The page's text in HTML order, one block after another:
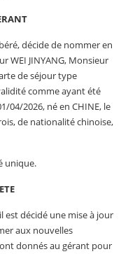
décide de nommer en
WEI JINYANG, Monsieur
de séjour type
comme ayant été
04/2026, né en CHINE, le
de nationalité chinoise,
unique.
est décidé une mise à jour
aux nouvelles
donnés au gérant pour